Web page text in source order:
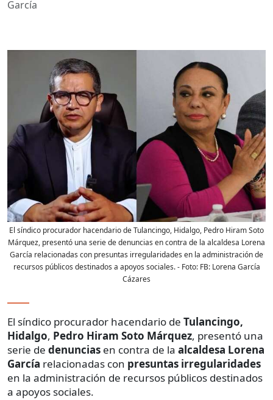
García
El síndico procurador hacendario de Tulancingo, Hidalgo, Pedro Hiram Soto
Márquez, presentó una serie de denuncias en contra de la alcaldesa Lorena
García relacionadas con presuntas irregularidades en la administración de
recursos públicos destinados a apoyos sociales.- Foto: FB: Lorena García
Cázares
El síndico procurador hacendario de Tulancingo,
Hidalgo, Pedro Hiram Soto Márquez, presentó una
serie de denuncias en contra de la alcaldesa Lorena
García relacionadas con presuntas irregularidades
en la administración de recursos públicos destinados
a apoyos sociales.